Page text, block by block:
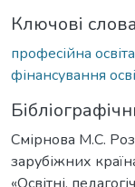
Ключові слова
професійна освіта
фінансування
Смірнова М.С.
зарубіжних